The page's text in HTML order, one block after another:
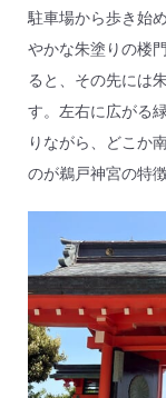
駐車場から歩き始
やかな朱塗りの楼
ると、その先には
す。左右に広がる
りながら、どこか
のが鵜戸神宮の特